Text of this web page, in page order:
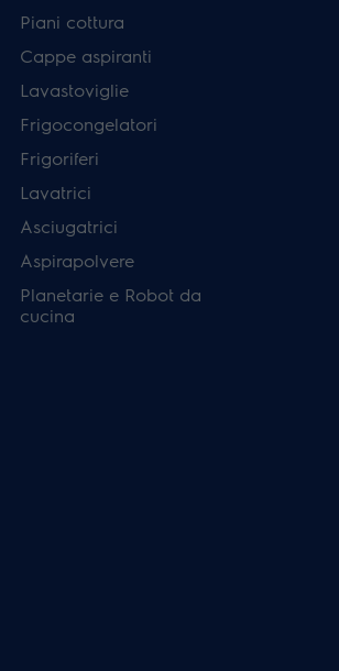
Piani cottura
Cappe aspiranti
Lavastoviglie
Frigocongelatori
Frigoriferi
Lavatrici
Asciugatrici
Aspirapolvere
Planetarie e Robot da
cucina